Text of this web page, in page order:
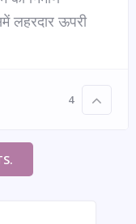
लहरदार ऊपरी
4